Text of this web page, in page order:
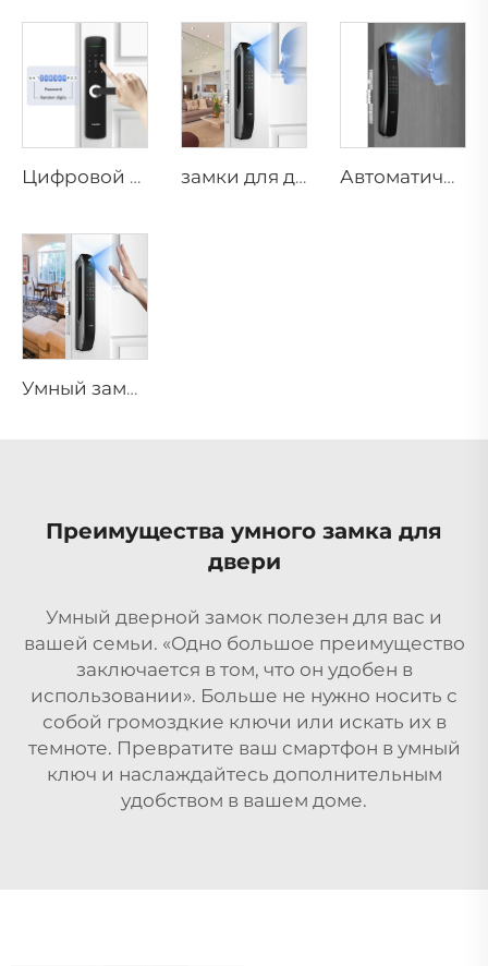
Цифровой умный замок с отпечатком пальца и рычагом, кольцом, штифтом, картой Tenon E3 замки для дверей дома с распознаванием 3D-лица и отпечатка пальца Tenon A6 Pro Автоматический умный замок с распознаванием ID-лица, отпечатка пальца с камерой Tuya Wifi Tenon A9 Pro
Умный замок для дома с функцией пароля, отпечатка пальца и биометрии Tenon A6 Pro
Преимущества умного замка для
двери
Умный дверной замок полезен для вас и
вашей семьи. «Одно большое преимущество
заключается в том, что он удобен в
использовании». Больше не нужно носить с
собой громоздкие ключи или искать их в
темноте. Превратите ваш смартфон в умный
ключ и наслаждайтесь дополнительным
удобством в вашем доме.